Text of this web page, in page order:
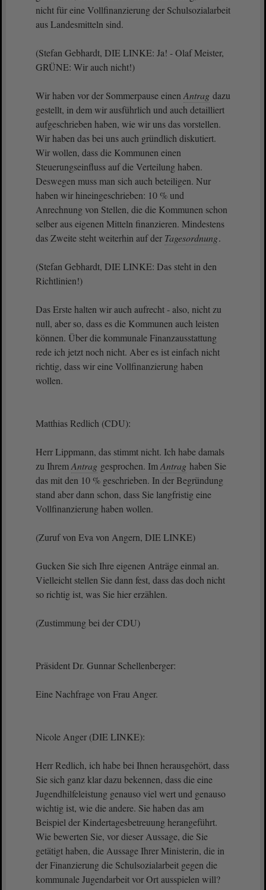
nicht für eine Vollfinanzierung der Schulsozialarbeit
aus Landesmitteln sind.
(Stefan Gebhardt, DIE LINKE: Ja! - Olaf Meister,
GRÜNE: Wir auch nicht!)
Wir haben vor der Sommerpause einen Antrag dazu
gestellt, in dem wir ausführlich und auch detailliert
aufgeschrieben haben, wie wir uns das vorstellen.
Wir haben das bei uns auch gründlich diskutiert.
Wir wollen, dass die Kommunen einen
Steuerungseinfluss auf die Verteilung haben.
Deswegen muss man sich auch beteiligen. Nur
haben wir hineingeschrieben: 10 % und
Anrechnung von Stellen, die die Kommunen schon
selber aus eigenen Mitteln finanzieren. Mindestens
das Zweite steht weiterhin auf der Tagesordnung.
(Stefan Gebhardt, DIE LINKE: Das steht in den
Richtlinien!)
Das Erste halten wir auch aufrecht - also, nicht zu
null, aber so, dass es die Kommunen auch leisten
können. Über die kommunale Finanzausstattung
rede ich jetzt noch nicht. Aber es ist einfach nicht
richtig, dass wir eine Vollfinanzierung haben
wollen.
Matthias Redlich (CDU):
Herr Lippmann, das stimmt nicht. Ich habe damals
zu IhremAntrag gesprochen. ImAntrag haben Sie
das mit den 10 % geschrieben. In der Begründung
stand aber dann schon, dass Sie langfristig eine
Vollfinanzierung haben wollen.
(Zuruf von Eva von Angern, DIE LINKE)
Gucken Sie sich Ihre eigenen Anträge einmal an.
Vielleicht stellen Sie dann fest, dass das doch nicht
so richtig ist, was Sie hier erzählen.
(Zustimmung bei der CDU)
Präsident Dr. Gunnar Schellenberger:
Eine Nachfrage von Frau Anger.
Nicole Anger (DIE LINKE):
Herr Redlich, ich habe bei Ihnen herausgehört, dass
Sie sich ganz klar dazu bekennen, dass die eine
Jugendhilfeleistung genauso viel wert und genauso
wichtig ist, wie die andere. Sie haben das am
Beispiel der Kindertagesbetreuung herangeführt.
Wie bewerten Sie, vor dieser Aussage, die Sie
getätigt haben, die Aussage Ihrer Ministerin, die in
der Finanzierung die Schulsozialarbeit gegen die
kommunale Jugendarbeit vor Ort ausspielen will?